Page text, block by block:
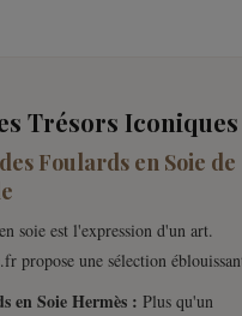
Trésors Iconiques
Foulards en Soie de
soie est l'expression d'un art.
propose une sélection
en Soie Hermès : Plus qu'un